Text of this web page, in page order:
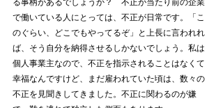
る事柄があるでしょうか？　不正が当たり前の企業
で働いている人にとっては、不正が日常です。「こ
のぐらい、どこでもやってるぞ」と上長に言われれ
ば、そう自分を納得させるしかないでしょう。私は
個人事業主なので、不正を指示されることはなくて
幸福なんですけど、まだ雇われていた頃は、数々の
不正を見聞きしてきました。不正に関わるのが嫌